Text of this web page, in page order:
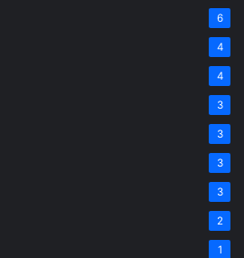
6
4
4
3
3
3
3
2
1